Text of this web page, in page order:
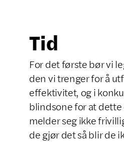
Tid
For det første bør vi
den vi trenger for å
effektivitet, og i
blindsone for at
melder seg ikke
de gjør det så blir de